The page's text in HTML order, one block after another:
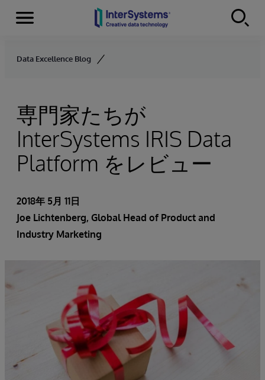
Skip to content
Menu
Data Excellence Blog
専門家たちが
InterSystems IRIS Data
Platform をレビュー
2018年 5月 11日
Joe Lichtenberg, Global Head of Product and
Industry Marketing